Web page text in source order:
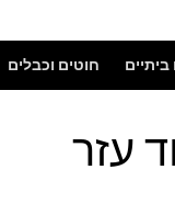
חוטים וכבלים
עזר